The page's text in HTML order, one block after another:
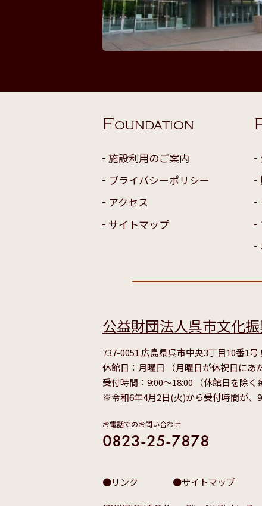
FOUNDATION
施設利用のご案内
プライバシーポリシー
アクセス
サイトマップ
公益財団法人呉市文化
737-0051 広島県呉市中央3丁目10番1
休館日：月曜日 （月曜日が休祝日にあ
受付時間：9:00～18:00 （休館日を除く
※令和6年4月2日(火)から受付時間が、
お電話でのお問い合わせ
0823-25-7878
リンク サイトマップ